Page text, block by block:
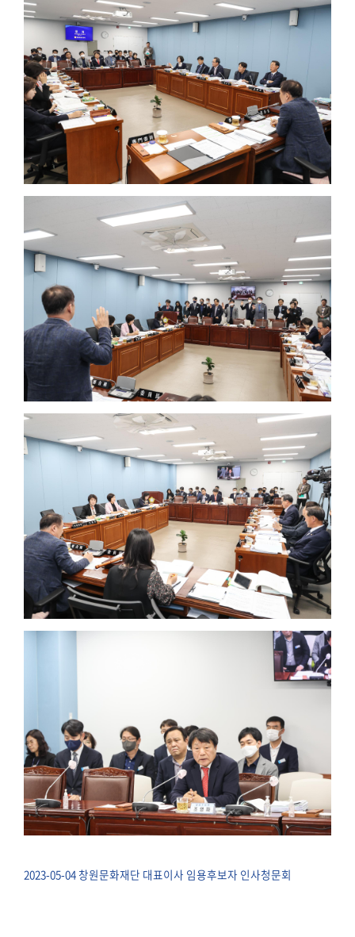
2023-05-04 창원문화재단 대표이사 임용후보자 인사청문회